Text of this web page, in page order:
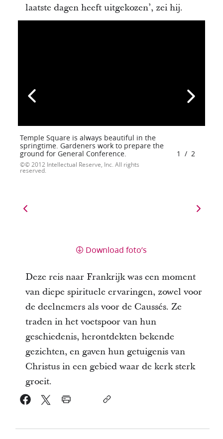
laatste dagen heeft uitgekozen’, zei hij.
Temple Square is always beautiful in the
springtime. Gardeners work to prepare the
ground for General Conference.
© 2012 Intellectual Reserve, Inc. All rights
reserved.
1 / 2
Download foto’s
Deze reis naar Frankrijk was een moment
van diepe spirituele ervaringen, zowel voor
de deelnemers als voor de Caussés. Ze
traden in het voetspoor van hun
geschiedenis, herontdekten bekende
gezichten, en gaven hun getuigenis van
Christus in een gebied waar de kerk sterk
groeit.